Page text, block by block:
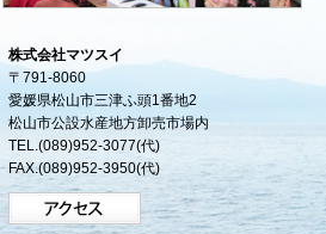
株式会社マツスイ
〒791-8060
愛媛県松山市三津ふ頭1番地2
松山市公設水産地方卸売市場内
TEL.(089)952-3077(代)
FAX.(089)952-3950(代)